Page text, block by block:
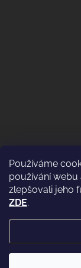
Používáme
používání
zlepšovali jeho
ZDE.